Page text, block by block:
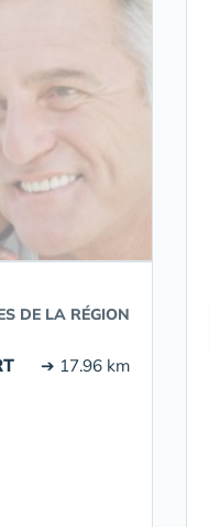
DE LA RÉGION
➔ 17.96 km